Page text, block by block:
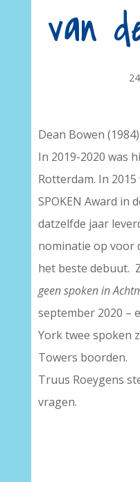
van
Dean Bowen
In 2019-2020 was
Rotterdam. In
SPOKEN Award in
datzelfde jaar
nominatie op voor
het beste debuut.
geen spoken in
september 2020 –
York twee spoken
Towers boorden.
Truus Roeygens
vragen.